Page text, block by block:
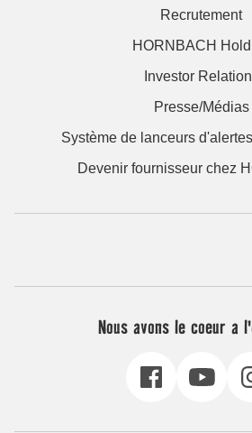
Recrutement
HORNBACH
Investor
Presse/Médias
Système de lanceurs
Devenir fournisseur chez
Nous avons le coeur a